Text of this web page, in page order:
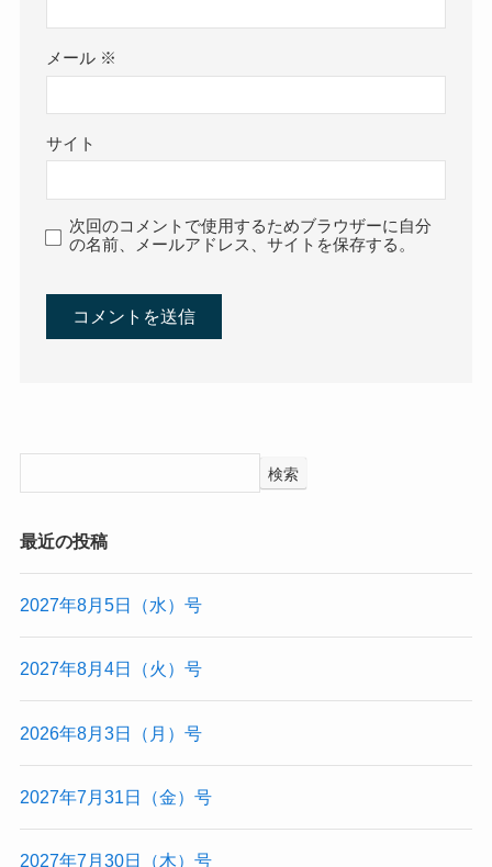
メール ※
サイト
次回のコメントで使用するためブラウザーに自分
の名前、メールアドレス、サイトを保存する。
検索
最近の投稿
2027年8月5日（水）号
2027年8月4日（火）号
2026年8月3日（月）号
2027年7月31日（金）号
2027年7月30日（木）号